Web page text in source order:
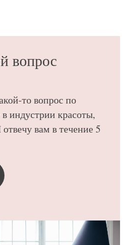
вопрос
то вопрос по
в индустрии красоты,
вам в течение 5